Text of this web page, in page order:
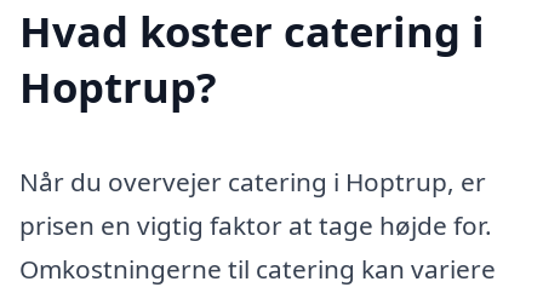
Hvad koster catering i
Hoptrup?
Når du overvejer catering i Hoptrup, er
prisen en vigtig faktor at tage højde for.
Omkostningerne til catering kan variere